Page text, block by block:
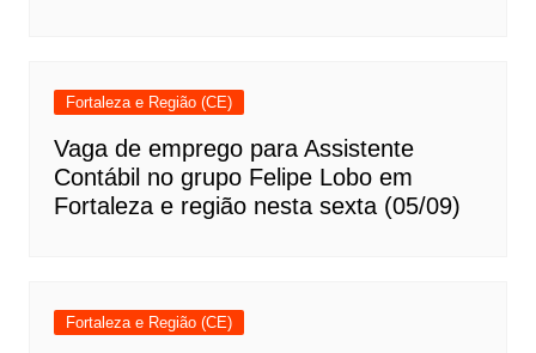
Fortaleza e Região (CE)
Vaga de emprego para Assistente
Contábil no grupo Felipe Lobo em
Fortaleza e região nesta sexta (05/09)
Fortaleza e Região (CE)